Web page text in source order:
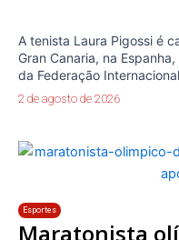
A tenista Laura Pigossi é
Gran Canaria, na
da Federação
2 de agosto de 2026
Esportes
Maratonista